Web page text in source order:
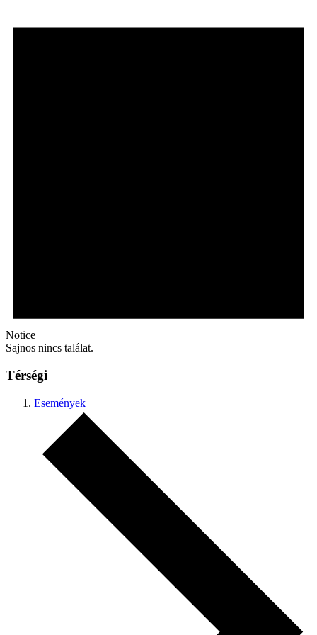
Notice
Sajnos nincs találat.
Térségi
Események